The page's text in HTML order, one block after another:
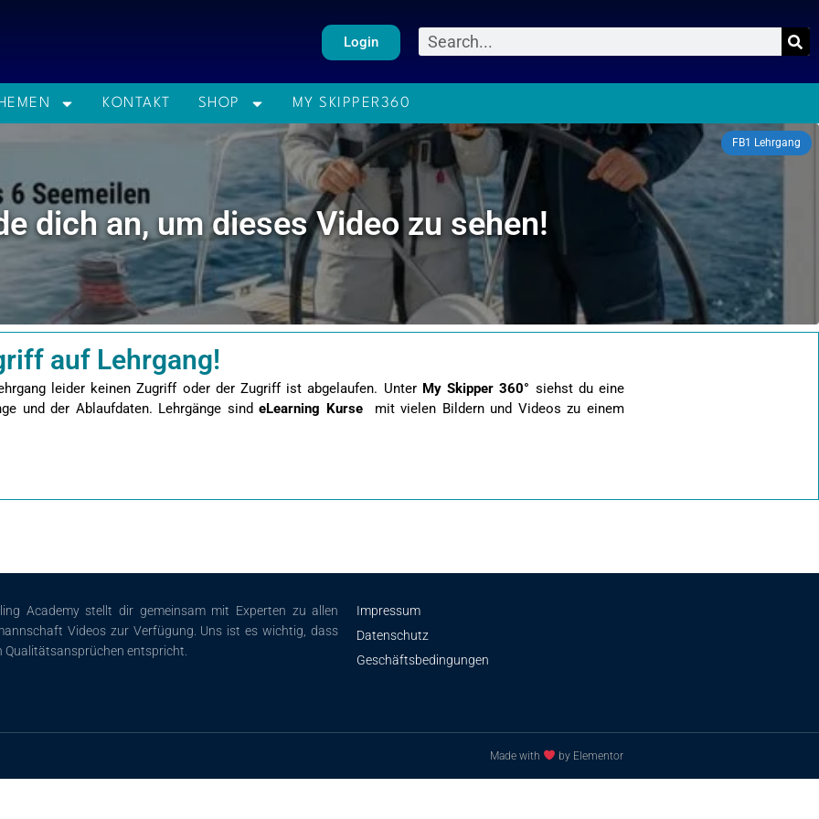
Login Suche
KONTAKT SHOP MY SKIPPER360
FB1 Lehrgang
dich an, um dieses Video zu sehen!
auf Lehrgang!
leider keinen Zugriff oder der Zugriff ist abgelaufen. Unter My Skipper 360° siehst du eine
und der Ablaufdaten. Lehrgänge sindeLearning Kursemit vielen Bildern und Videos zu einem
Academy stellt dir gemeinsam mit Experten zu allen
Videos zur Verfügung. Uns ist es wichtig, dass
Qualitätsansprüchen entspricht.
Impressum
Datenschutz
Geschäftsbedingungen
Made with by Elementor